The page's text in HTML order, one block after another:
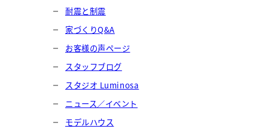
耐震と制震
家づくりQ&A
お客様の声ページ
スタッフブログ
スタジオ Luminosa
ニュース／イベント
モデルハウス